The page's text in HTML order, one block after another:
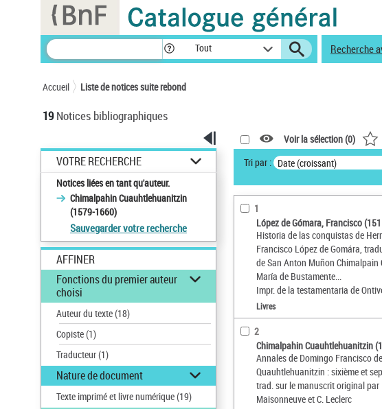
Tout Recherche
Accueil Liste de notices suite rebond
19Notices bibliographiques
VOTRE RECHERCHE
Notices liées en tant qu'auteur.
Chimalpahin Cuauhtlehuanitzin
(1579-1660)
Sauvegarder votre recherche
AFFINER
Fonctions du premier auteur
choisi
Auteur du texte(18)
Copiste(1)
Traducteur(1)
Nature de document
Texte imprimé et livre numérique(19)
Voir la sélection (0)
Tri par : Date (croissant)
1
López de Gómara, Francisco
Historia de las conquistas de
Francisco López de Gomára,
de San Anton Muñon
María de Bustamente...
Impr. de la testamentaria de
Livres
2
Chimalpahin Cuauhtlehuanitzin
Annales de Domingo Francisco
Quauhtlehuanitzin : sixième et
trad. sur le manuscrit original par
Maisonneuve et C. Leclerc
Panneau de gestion des cookies